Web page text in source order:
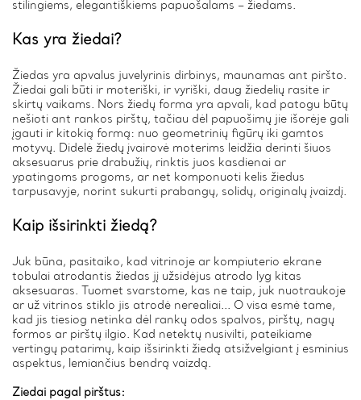
stilingiems, elegantiškiems papuošalams – žiedams.
Kas yra žiedai?
Žiedas yra apvalus juvelyrinis dirbinys, maunamas ant piršto.
Žiedai gali būti ir moteriški, ir vyriški, daug žiedelių rasite ir
skirtų vaikams. Nors žiedų forma yra apvali, kad patogu būtų
nešioti ant rankos pirštų, tačiau dėl papuošimų jie išorėje gali
įgauti ir kitokią formą: nuo geometrinių figūrų iki gamtos
motyvų. Didelė žiedų įvairovė moterims leidžia derinti šiuos
aksesuarus prie drabužių, rinktis juos kasdienai ar
ypatingoms progoms, ar net komponuoti kelis žiedus
tarpusavyje, norint sukurti prabangų, solidų, originalų įvaizdį.
Kaip išsirinkti žiedą?
Juk būna, pasitaiko, kad vitrinoje ar kompiuterio ekrane
tobulai atrodantis žiedas jį užsidėjus atrodo lyg kitas
aksesuaras. Tuomet svarstome, kas ne taip, juk nuotraukoje
ar už vitrinos stiklo jis atrodė nerealiai... O visa esmė tame,
kad jis tiesiog netinka dėl rankų odos spalvos, pirštų, nagų
formos ar pirštų ilgio. Kad netektų nusivilti, pateikiame
vertingų patarimų, kaip išsirinkti žiedą atsižvelgiant į esminius
aspektus, lemiančius bendrą vaizdą.
Žiedai pagal pirštus: